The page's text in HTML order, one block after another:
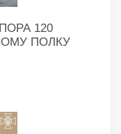
120
ПОЛКУ